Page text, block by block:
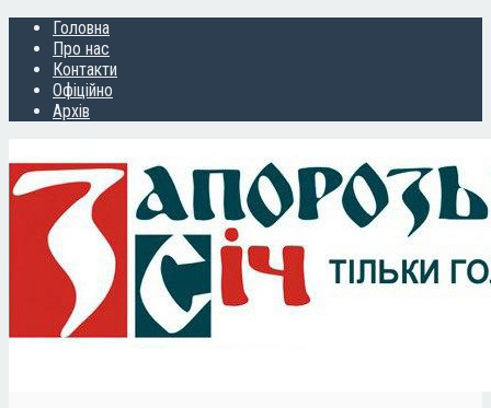
Головна
Про нас
Контакти
Офіційно
Архів